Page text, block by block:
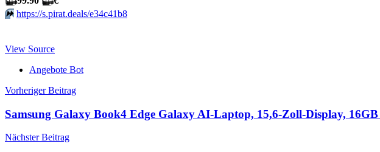
⏩️ https://s.pirat.deals/e34c41b8
View Source
Angebote Bot
Beitragsnavigation
Vorheriger Beitrag
Samsung Galaxy Book4 Edge Galaxy AI-Laptop, 15,6-Zoll-Display,
Nächster Beitrag